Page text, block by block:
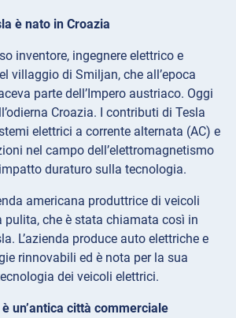
è nato in Croazia
inventore, ingegnere elettrico e
villaggio di Smiljan, che all’epoca
parte dell’Impero austriaco. Oggi
Croazia. I contributi di Tesla
elettrici a corrente alternata (AC) e
nel campo dell’elettromagnetismo
duraturo sulla tecnologia.
americana produttrice di veicoli
pulita, che è stata chiamata così in
L’azienda produce auto elettriche e
rinnovabili ed è nota per la sua
dei veicoli elettrici.
un’antica città commerciale